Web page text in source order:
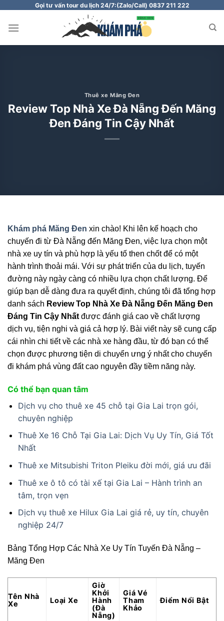
nội
dung
Gọi tư vấn tour du lịch 24/7:(Zalo/Call) 0837 211 222
Thuê xe Măng Đen
Review Top Nhà Xe Đà Nẵng Đến Măng
Đen Đáng Tin Cậy Nhất
Khám phá Măng Đen xin chào! Khi lên kế hoạch cho
chuyến đi từ Đà Nẵng đến Măng Đen, việc lựa chọn một
nhà xe uy tín và phù hợp là yếu tố then chốt để có một
hành trình thoải mái. Với sự phát triển của du lịch, tuyến
đường này ngày càng có nhiều lựa chọn chất lượng. Để
giúp bạn dễ dàng đưa ra quyết định, chúng tôi đã tổng hợp
danh sách Review Top Nhà Xe Đà Nẵng Đến Măng Đen
Đáng Tin Cậy Nhất được đánh giá cao về chất lượng
dịch vụ, tiện nghi và giá cả hợp lý. Bài viết này sẽ cung cấp
cái nhìn chi tiết về các nhà xe hàng đầu, từ đó bạn có thể
chọn được phương tiện di chuyển ưng ý nhất cho chuyến
đi khám phá vùng đất cao nguyên đầy tiềm năng này.
Có thể bạn quan tâm
Dịch vụ cho thuê xe 45 chỗ tại Gia Lai trọn gói,
chuyên nghiệp
Thuê Xe 16 Chỗ Tại Gia Lai: Dịch Vụ Uy Tín, Giá Tốt
Nhất
Thuê xe Mitsubishi Triton Pleiku đời mới, giá ưu đãi
Thuê xe ô tô có tài xế tại Gia Lai – Hành trình an
tâm, trọn vẹn
Dịch vụ thuê xe Hilux Gia Lai giá rẻ, uy tín, chuyên
nghiệp 24/7
Bảng Tổng Hợp Các Nhà Xe Uy Tín Tuyến Đà Nẵng –
Măng Đen
Tên Nhà
Xe
Loại Xe
Giờ
Khởi
Hành
(Đà
Nẵng)
Giá Vé
Tham
Khảo
Điểm Nổi Bật